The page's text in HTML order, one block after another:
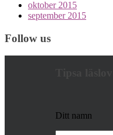
oktober 2015
september 2015
Follow us
Ditt namn